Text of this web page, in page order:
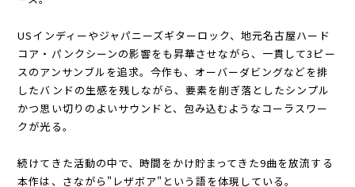
USインディーやジャパニーズギターロック、地元名古屋ハード
コア・パンクシーンの影響をも昇華させながら、一貫して3ピー
スのアンサンブルを追求。今作も、オーバーダビングなどを排
したバンドの生感を残しながら、要素を削ぎ落としたシンプル
かつ思い切りのよいサウンドと、包み込むようなコーラスワー
クが光る。
続けてきた活動の中で、時間をかけ貯まってきた9曲を放流する
本作は、さながら"レザボア"という語を体現している。